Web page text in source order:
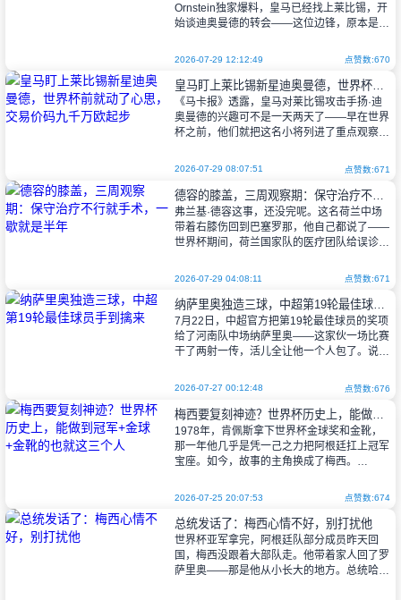
Ornstein独家爆料，皇马已经找上莱比锡，开
始谈迪奥曼德的转会——这位边锋，原本是巴
说起来，巴黎那边也不是
2026-07-29 12:12:49 点赞数:670
皇马盯上莱比锡新星迪奥曼德，世界杯前就动了心思，交易价码九千万欧起步
《马卡报》透露，皇马对莱比锡攻击手扬·迪
奥曼德的兴趣可不是一天两天了——早在世界
杯之前，他们就把这名小将列进了重点观察名
探性地聊了聊今夏能不能把人带走。
2026-07-29 08:07:51 点赞数:671
德容的膝盖，三周观察期：保守治疗不行就手术，一歇就是半年
弗兰基·德容这事，还没完呢。这名荷兰中场
带着右膝伤回到巴塞罗那，他自己都说了——
世界杯期间，荷兰国家队的医疗团队给误诊
接下来三周，他得在巴萨老老实实接受观
察。说白了，就
2026-07-29 04:08:11 点赞数:671
纳萨里奥独造三球，中超第19轮最佳球员手到擒来
7月22日，中超官方把第19轮最佳球员的奖项
给了河南队中场纳萨里奥——这家伙一场比赛
干了两射一传，活儿全让他一个人包了。说起
奥第19分钟先给队友送了个助
2026-07-27 00:12:48 点赞数:676
梅西要复刻神迹？世界杯历史上，能做到冠军+金球+金靴的也就这三个人
1978年，肯佩斯拿下世界杯金球奖和金靴，
那一年他几乎是凭一己之力把阿根廷扛上冠军
宝座。如今，故事的主角换成了梅西。
第三，西班牙和阿根廷争第一。39
2026-07-25 20:07:53 点赞数:674
总统发话了：梅西心情不好，别打扰他
世界杯亚军拿完，阿根廷队部分成员昨天回
国，梅西没跟着大部队走。他带着家人回了罗
萨里奥——那是他从小长大的地方。总统哈维